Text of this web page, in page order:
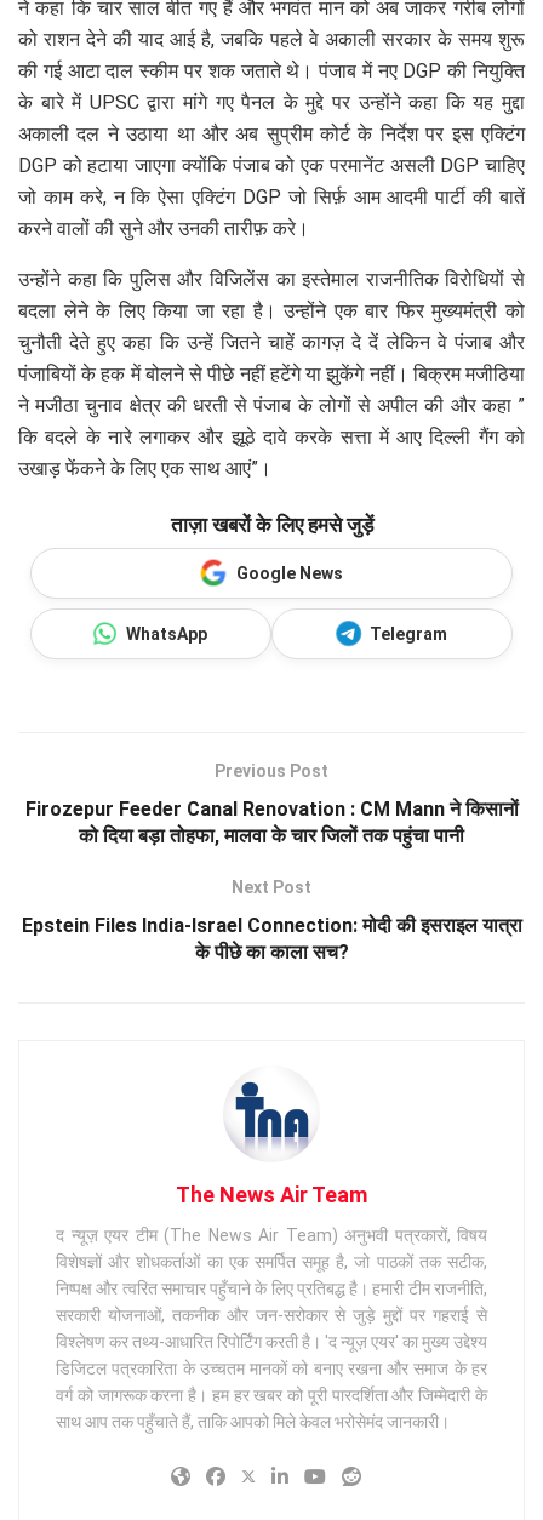
ने कहा कि चार साल बीत गए हैं और भगवंत मान को अब जाकर गरीब लोगों
को राशन देने की याद आई है, जबकि पहले वे अकाली सरकार के समय शुरू
की गई आटा दाल स्कीम पर शक जताते थे। पंजाब में नए DGP की नियुक्ति
के बारे में UPSC द्वारा मांगे गए पैनल के मुद्दे पर उन्होंने कहा कि यह मुद्दा
अकाली दल ने उठाया था और अब सुप्रीम कोर्ट के निर्देश पर इस एक्टिंग
DGP को हटाया जाएगा क्योंकि पंजाब को एक परमानेंट असली DGP चाहिए
जो काम करे, न कि ऐसा एक्टिंग DGP जो सिर्फ़ आम आदमी पार्टी की बातें
करने वालों की सुने और उनकी तारीफ़ करे।
उन्होंने कहा कि पुलिस और विजिलेंस का इस्तेमाल राजनीतिक विरोधियों से
बदला लेने के लिए किया जा रहा है। उन्होंने एक बार फिर मुख्यमंत्री को
चुनौती देते हुए कहा कि उन्हें जितने चाहें कागज़ दे दें लेकिन वे पंजाब और
पंजाबियों के हक में बोलने से पीछे नहीं हटेंगे या झुकेंगे नहीं। बिक्रम मजीठिया
ने मजीठा चुनाव क्षेत्र की धरती से पंजाब के लोगों से अपील की और कहा ”
कि बदले के नारे लगाकर और झूठे दावे करके सत्ता में आए दिल्ली गैंग को
उखाड़ फेंकने के लिए एक साथ आएं”।
ताज़ा खबरों के लिए हमसे जुड़ें
Google News
WhatsApp Telegram
Previous Post
Firozepur Feeder Canal Renovation : CM Mann ने किसानों
को दिया बड़ा तोहफा, मालवा के चार जिलों तक पहुंचा पानी
Next Post
Epstein Files India-Israel Connection: मोदी की इसराइल यात्रा
के पीछे का काला सच?
The News Air Team
द न्यूज़ एयर टीम (The News Air Team) अनुभवी पत्रकारों, विषय
विशेषज्ञों और शोधकर्ताओं का एक समर्पित समूह है, जो पाठकों तक सटीक,
निष्पक्ष और त्वरित समाचार पहुँचाने के लिए प्रतिबद्ध है। हमारी टीम राजनीति,
सरकारी योजनाओं, तकनीक और जन-सरोकार से जुड़े मुद्दों पर गहराई से
विश्लेषण कर तथ्य-आधारित रिपोर्टिंग करती है। 'द न्यूज़ एयर' का मुख्य उद्देश्य
डिजिटल पत्रकारिता के उच्चतम मानकों को बनाए रखना और समाज के हर
वर्ग को जागरूक करना है। हम हर खबर को पूरी पारदर्शिता और जिम्मेदारी के
साथ आप तक पहुँचाते हैं, ताकि आपको मिले केवल भरोसेमंद जानकारी।